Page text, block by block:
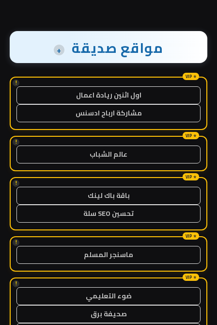
مواقع صديقة +
!
اول اثنين ريادة اعمال
مشاركة ارباح ادسنس
!
عالم الشباب
!
باقة باك لينك
تحسين SEO سلة
!
ماسنجر المسلم
!
ضوء التعليمي
صحيفة برق